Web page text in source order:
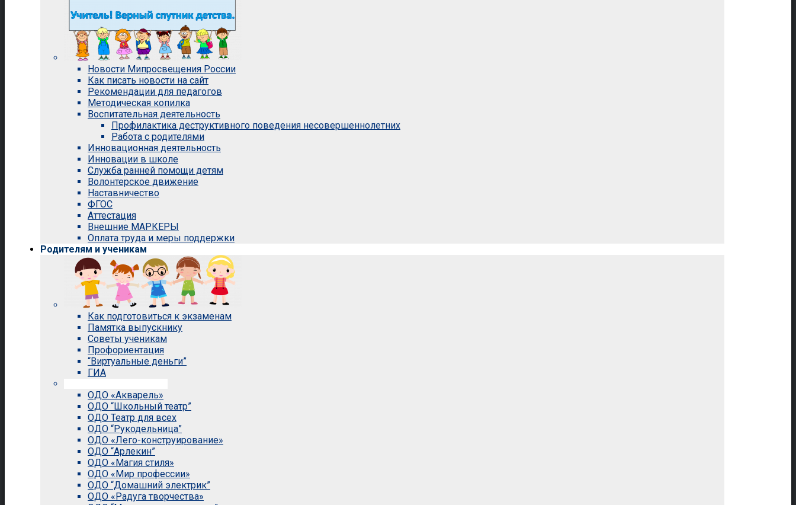
Новости Мипросвещения России
Как писать новости на сайт
Рекомендации для педагогов
Методическая копилка
Воспитательная деятельность
Профилактика деструктивного поведения несовершеннолетних
Работа с родителями
Инновационная деятельность
Инновации в школе
Служба ранней помощи детям
Волонтерское движение
Наставничество
ФГОС
Аттестация
Внешние МАРКЕРЫ
Оплата труда и меры поддержки
Родителям и ученикам
Как подготовиться к экзаменам
Памятка выпускнику
Советы ученикам
Профориентация
“Виртуальные деньги”
ГИА
ОДО «Акварель»
ОДО “Школьный театр”
ОДО Театр для всех
ОДО “Рукодельница”
ОДО «Лего-конструирование»
ОДО “Арлекин”
ОДО «Магия стиля»
ОДО «Мир профессии»
ОДО “Домашний электрик”
ОДО «Радуга творчества»